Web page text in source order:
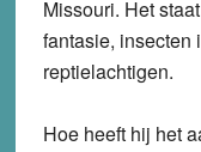
Missouri. Het
fantasie, insecten
reptielachtigen.
Hoe heeft hij het